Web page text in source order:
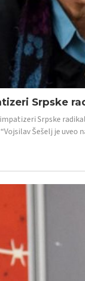
Srpske
Srpske
Šešelj je uveo